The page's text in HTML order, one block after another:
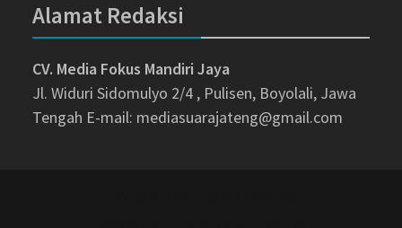
Alamat Redaksi
CV. Media Fokus Mandiri Jaya
Jl. Widuri Sidomulyo 2/4 , Pulisen, Boyolali, Jawa
Tengah E-mail: mediasuarajateng@gmail.com